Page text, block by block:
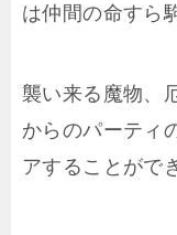
は仲間の命すら
襲い来る魔物、
からのパーティ
アすることがで